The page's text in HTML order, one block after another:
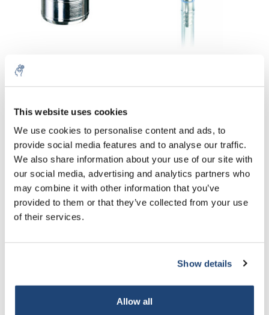
This website uses cookies
We use cookies to personalise content and ads, to
provide social media features and to analyse our traffic.
We also share information about your use of our site with
our social media, advertising and analytics partners who
may combine it with other information that you’ve
provided to them or that they’ve collected from your use
of their services.
Show details
Allow all
Wasserstrahlpumpe
€21,25 exkl. MwSt. €71,27 exkl. MwSt.
€72,42 exkl. MwSt.
Wasserstrahlpumpe
€65,96 exkl. MwSt.